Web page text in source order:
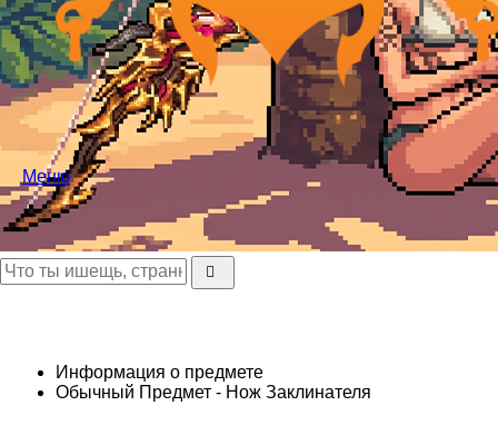
Меню
Информация о предмете
Обычный Предмет - Нож Заклинателя